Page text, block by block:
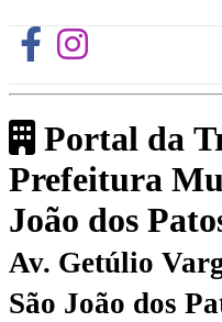
Portal da
Prefeitura
João dos
Av. Getúlio
São João dos